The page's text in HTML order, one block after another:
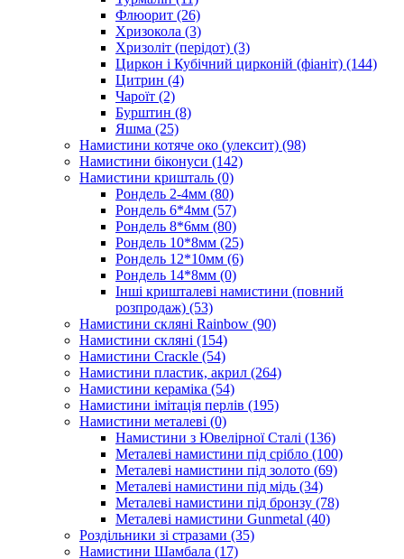
Флюорит (26)
Хризокола (3)
Хризоліт (перідот) (3)
Циркон і Кубічний цирконій (фіаніт) (144)
Цитрин (4)
Чароїт (2)
Бурштин (8)
Яшма (25)
Намистини котяче око (улексит) (98)
Намистини біконуси (142)
Намистини кришталь (0)
Рондель 2-4мм (80)
Рондель 6*4мм (57)
Рондель 8*6мм (80)
Рондель 10*8мм (25)
Рондель 12*10мм (6)
Рондель 14*8мм (0)
Інші кришталеві намистини (повний
розпродаж) (53)
Намистини скляні Rainbow (90)
Намистини скляні (154)
Намистини Cracкle (54)
Намистини пластик, акрил (264)
Намистини кераміка (54)
Намистини імітація перлів (195)
Намистини металеві (0)
Намистини з Ювелірної Сталі (136)
Металеві намистини під срібло (100)
Металеві намистини під золото (69)
Металеві намистини під мідь (34)
Металеві намистини під бронзу (78)
Металеві намистини Gunmetal (40)
Роздільники зі стразами (35)
Намистини Шамбала (17)